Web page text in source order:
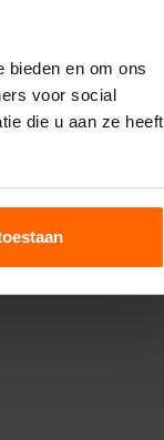
bieden en om ons
voor social
die u aan ze heeft